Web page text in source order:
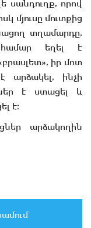
սանդուղք, որով
մյուսը մուտքից
տղամարդը,
համար եղել է
իր մոտ
արձակել, ինչի
է ստացել և
է։
արձակողին